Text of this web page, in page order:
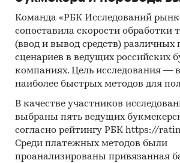
ИНФИНИТИ`, ООО `АГРО
ДЖЕНЕРАНДИ РУС`, ЗАО `НПП
`НПФ `ЭКОПРОМ`
Выдержки из исследования:
- На российском рынке влажных
кошек в последние годы нет
- В структуре рынка влажных
кошек в 2023 г. внутреннее
превышало объем импортных
раз, а сальдо торгового баланса
Команда «РБК Исследований
сопоставила скорости обработки
(ввод и вывод средств)
сценариев в ведущих российских
компаниях. Цель исследования —
наиболее быстрых методов для
В качестве участников
выбраны пять ведущих
согласно рейтингу РБК https://
Среди платежных методов были
проанализированы привязанная